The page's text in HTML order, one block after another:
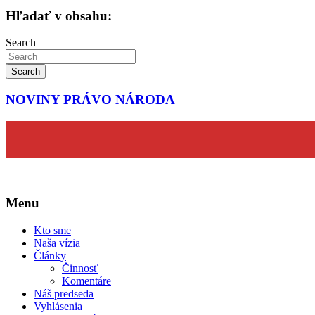
článku
Hľadať v obsahu:
Search
Search
NOVINY PRÁVO NÁRODA
Menu
Kto sme
Naša vízia
Články
Činnosť
Komentáre
Náš predseda
Vyhlásenia